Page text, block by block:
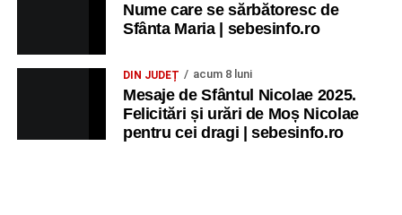
Nume care se sărbătoresc de
Sfânta Maria | sebesinfo.ro
DIN JUDEȚ acum 8 luni
Mesaje de Sfântul Nicolae 2025.
Felicitări și urări de Moș Nicolae
pentru cei dragi | sebesinfo.ro